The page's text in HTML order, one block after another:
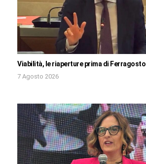
Viabilità, le riaperture prima di Ferragosto
7 Agosto 2026